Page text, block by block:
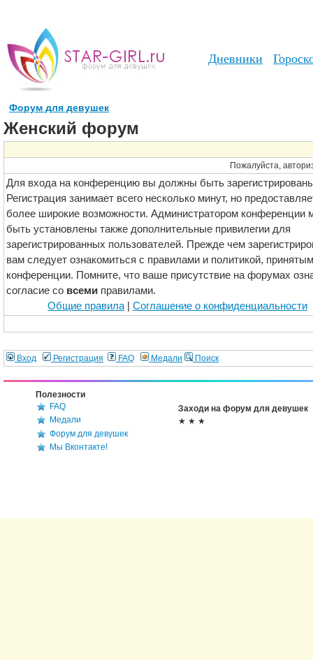
Дневники
Форум для девушек
Женский форум
Пожалуйста,
Для входа на конференцию вы должны быть
Регистрация занимает всего несколько минут, но
более широкие возможности. Администратором конференции
быть установлены также дополнительные привилегии для
зарегистрированных пользователей. Прежде чем
вам следует ознакомиться с правилами и политикой,
конференции. Помните, что ваше присутствие на форумах
согласие со всеми правилами.
Общие правила
Соглашение о конфиденциальности
Вход Регистрация FAQ Медали Поиск
Полезности
FAQ
Медали
Форум для девушек
Мы Вконтакте!
Заходи на форум для девушек
★ ★ ★